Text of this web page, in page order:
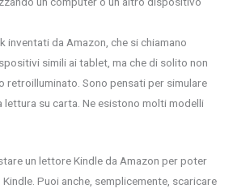
inventati da Amazon, che si chiamano
simili ai tablet, ma che di solito non
retroilluminato. Sono pensati per simulare
lettura su carta. Ne esistono molti modelli
un lettore Kindle da Amazon per poter
Puoi anche, semplicemente, scaricare